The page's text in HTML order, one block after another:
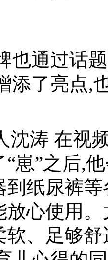
也通过话
添了亮点,
沈涛 在视
“崽”之后,
到纸尿裤
放心使用
软、足够